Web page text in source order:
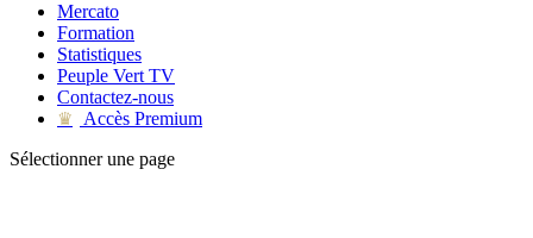
Mercato
Formation
Statistiques
Peuple Vert TV
Contactez-nous
♛
Accès Premium
Sélectionner une page